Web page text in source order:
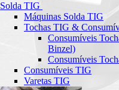
Solda TIG
Máquinas Solda TIG
Tochas TIG &
Consumíveis
Binzel)
Consumíveis
Consumíveis TIG
Varetas TIG